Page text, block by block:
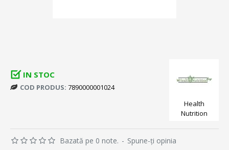
IN STOC
COD PRODUS: 7890000001024
Health
Nutrition
Bazată pe 0 note. - Spune-ţi opinia